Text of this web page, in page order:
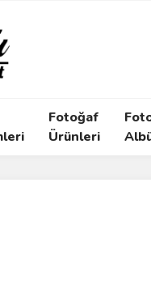
Fotoğaf
Ürünleri